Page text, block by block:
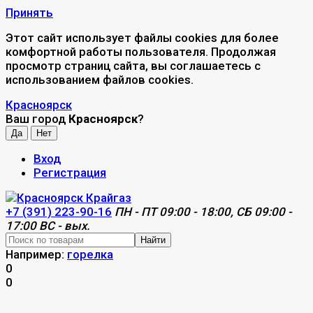
Принять
Этот сайт использует файлы cookies для более
комфортной работы пользователя. Продолжая
просмотр страниц сайта, вы соглашаетесь с
использованием файлов cookies.
Красноярск
Ваш город Красноярск?
Вход
Регистрация
+7 (391) 223-90-16 ПН - ПТ 09:00 - 18:00, СБ 09:00 -
17:00 ВС - вых.
Найти
Например: горелка
0
0